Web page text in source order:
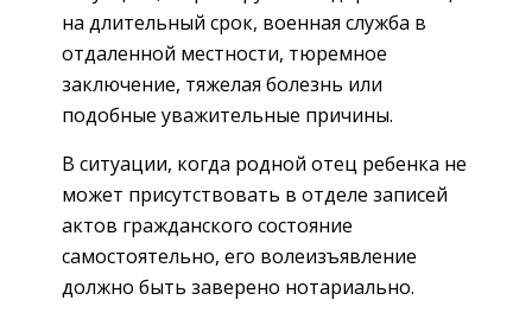
на длительный срок, военная служба в
отдаленной местности, тюремное
заключение, тяжелая болезнь или
подобные уважительные причины.
В ситуации, когда родной отец ребенка не
может присутствовать в отделе записей
актов гражданского состояние
самостоятельно, его волеизъявление
должно быть заверено нотариально.